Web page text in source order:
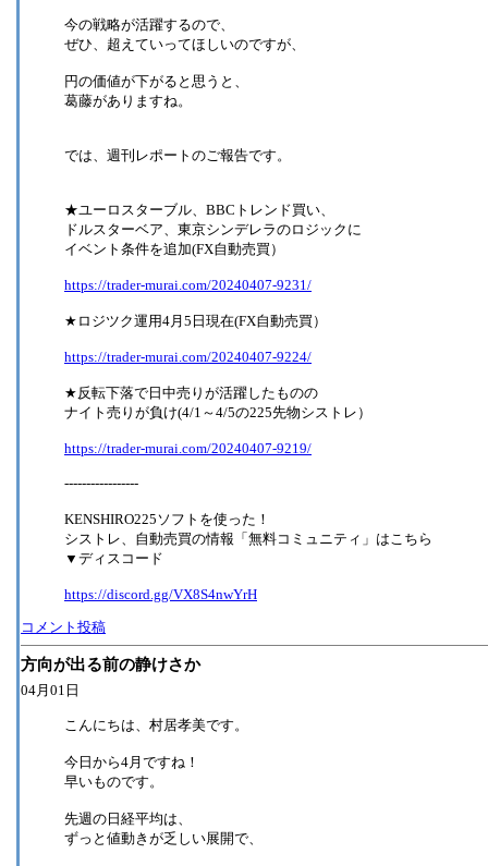
今の戦略が活躍するので、
ぜひ、超えていってほしいのですが、
円の価値が下がると思うと、
葛藤がありますね。
では、週刊レポートのご報告です。
★ユーロスターブル、BBCトレンド買い、
ドルスターベア、東京シンデレラのロジックに
イベント条件を追加(FX自動売買）
https://trader-murai.com/20240407-9231/
★ロジツク運用4月5日現在(FX自動売買）
https://trader-murai.com/20240407-9224/
★反転下落で日中売りが活躍したものの
ナイト売りが負け(4/1～4/5の225先物シストレ）
https://trader-murai.com/20240407-9219/
-----------------
KENSHIRO225ソフトを使った！
シストレ、自動売買の情報「無料コミュニティ」はこちら
▼ディスコード
https://discord.gg/VX8S4nwYrH
コメント投稿
方向が出る前の静けさか
04月01日
こんにちは、村居孝美です。
今日から4月ですね！
早いものです。
先週の日経平均は、
ずっと値動きが乏しい展開で、